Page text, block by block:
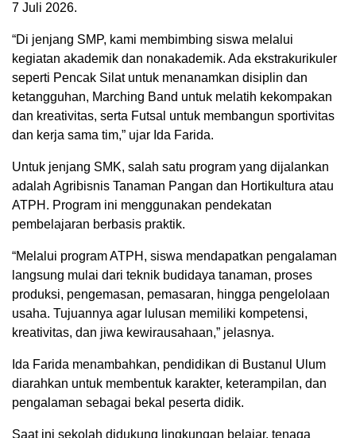
7 Juli 2026.
“Di jenjang SMP, kami membimbing siswa melalui
kegiatan akademik dan nonakademik. Ada ekstrakurikuler
seperti Pencak Silat untuk menanamkan disiplin dan
ketangguhan, Marching Band untuk melatih kekompakan
dan kreativitas, serta Futsal untuk membangun sportivitas
dan kerja sama tim,” ujar Ida Farida.
Untuk jenjang SMK, salah satu program yang dijalankan
adalah Agribisnis Tanaman Pangan dan Hortikultura atau
ATPH. Program ini menggunakan pendekatan
pembelajaran berbasis praktik.
“Melalui program ATPH, siswa mendapatkan pengalaman
langsung mulai dari teknik budidaya tanaman, proses
produksi, pengemasan, pemasaran, hingga pengelolaan
usaha. Tujuannya agar lulusan memiliki kompetensi,
kreativitas, dan jiwa kewirausahaan,” jelasnya.
Ida Farida menambahkan, pendidikan di Bustanul Ulum
diarahkan untuk membentuk karakter, keterampilan, dan
pengalaman sebagai bekal peserta didik.
Saat ini sekolah didukung lingkungan belajar, tenaga